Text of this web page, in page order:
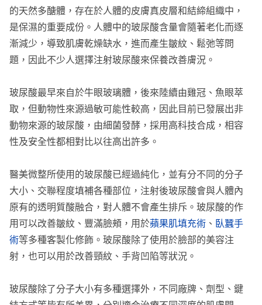
的天然多醣體，存在於人體的皮膚真皮層和結締組織中，
是保濕的重要成份。人體中的玻尿酸含量會隨著老化而逐
漸減少，導致肌膚乾燥缺水，進而產生皺紋、鬆弛等問
題，因此不少人選擇注射玻尿酸來保養改善膚況。
玻尿酸最早來自於牛眼玻璃體，後來陸續由雞冠、魚眼萃
取，但動物性來源過敏可能性較高，因此目前已發展出非
動物來源的玻尿酸，由細菌發酵，採用高科技合成，相容
性及安全性都相對比以往高出許多。
醫美微整所使用的玻尿酸已經過純化，並有分不同的分子
大小、交聯程度填補各種部位，注射後玻尿酸會與人體內
原有的透明質酸融合，對人體不會產生排斥。玻尿酸的作
用可以改善皺紋、豐滿臉頰，用於蘋果肌填充術 、 臥蠶手
術等多種客製化修飾。玻尿酸除了使用於臉部的美容注
射，也可以用於改善頸紋、手背凹陷等狀況。
玻尿酸除了分子大小有多種選擇外，不同廠牌、劑型、鍵